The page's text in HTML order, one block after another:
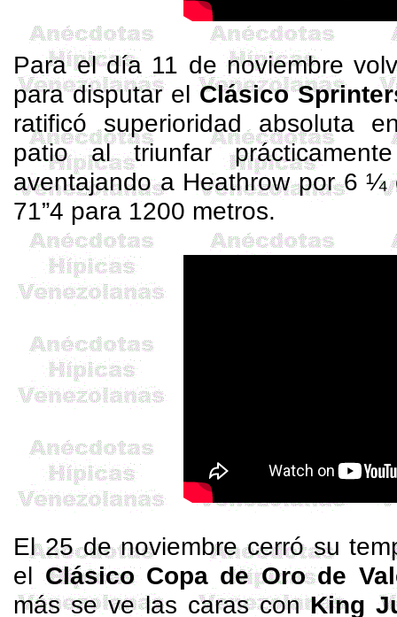
Para el día 11 de noviembre
para disputar elClásico
ratificó superioridad absoluta
patio al triunfar
aventajando a Heathrowpor 6 ¼
71”4 para 1200 metros.
El 25 de noviembre cerró su
elClásico Copa de Oro de
más se ve las caras conKing